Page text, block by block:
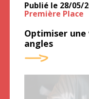
Publié le 28/05/
Première Place
Optimiser une
angles